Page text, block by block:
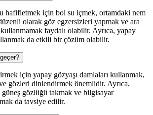
hafifletmek için bol su içmek, ortamdaki nem
olarak göz egzersizleri yapmak ve ara
faydalı olabilir. Ayrıca, yapay
da etkili bir çözüm olabilir.
için yapay gözyaşı damlaları kullanmak,
gözleri dinlendirmek önemlidir. Ayrıca,
gözlüğü takmak ve bilgisayar
da tavsiye edilir.